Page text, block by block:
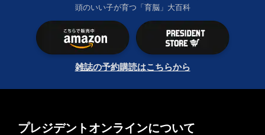
頭のいい子が育つ「育脳」大百科
雑誌の予約購読はこちらから
プレジデントオンラインについて